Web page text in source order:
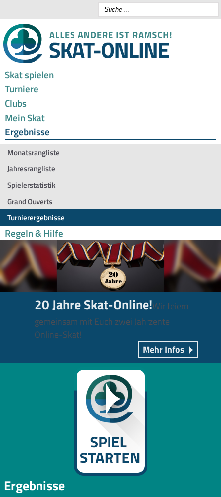
Skat spielen
Turniere
Clubs
Mein Skat
Ergebnisse
Monatsrangliste
Jahresrangliste
Spielerstatistik
Grand Ouverts
Turnierergebnisse
Regeln & Hilfe
20 Jahre Skat-Online!Wir feiern
gemeinsam mit Euch zwei Jahrzente
Online-Skat!
Mehr Infos
Ergebnisse